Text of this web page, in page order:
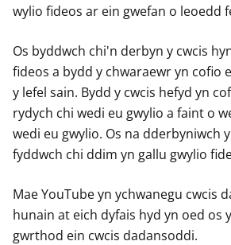
wylio fideos ar ein gwefan o leoedd
Os byddwch chi'n derbyn y cwcis
fideos a bydd y chwaraewr yn cofio
y lefel sain. Bydd y cwcis hefyd yn
rydych chi wedi eu gwylio a faint o
wedi eu gwylio. Os na dderbyniwch
fyddwch chi ddim yn gallu gwylio
Mae YouTube yn ychwanegu cwcis
hunain at eich dyfais hyd yn oed os
gwrthod ein cwcis dadansoddi.